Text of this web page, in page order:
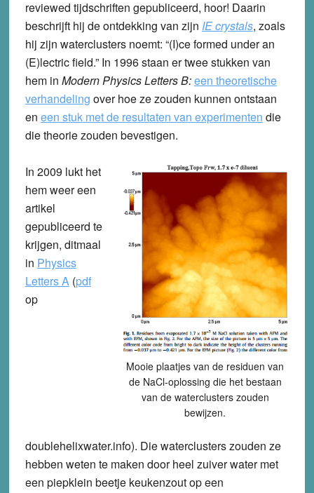
reviewed tijdschriften gepubliceerd, hoor! Daarin
beschrijft hij de ontdekking van zijn IE crystals, zoals
hij zijn waterclusters noemt: “(I)ce formed under an
(E)lectric field.” In 1996 staan er twee stukken van
hem in Modern Physics Letters B:een theoretische
verhandeling over hoe ze zouden kunnen ontstaan
en een stuk met de resultaten van experimenten die
die theorie zouden bevestigen.
Mooie plaatjes van de residuen van
de NaCl-oplossing die het bestaan
van de waterclusters zouden
bewijzen.
In 2009 lukt het
hem weer een
artikel
gepubliceerd te
krijgen, ditmaal
in Physics
Letters A(pdf
op
doublehelixwater.info). Die waterclusters zouden ze
hebben weten te maken door heel zuiver water met
een piepklein beetje keukenzout op een